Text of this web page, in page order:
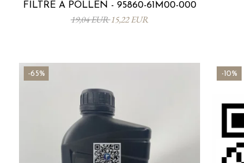
FILTRE À POLLEN - 95860-61M00-000
19,04 EUR15,22 EUR
-65% -10%